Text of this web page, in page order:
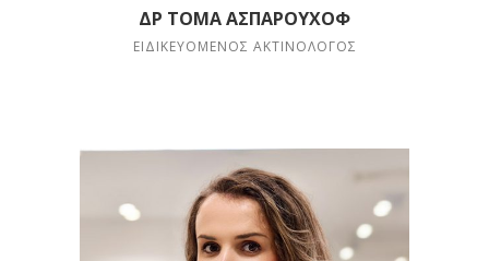
ΔΡ ΤΌΜΑ ΑΣΠΑΡΟΎΧΟΦ
ΕΙΔΙΚΕΥΌΜΕΝΟΣ ΑΚΤΙΝΟΛΌΓΟΣ